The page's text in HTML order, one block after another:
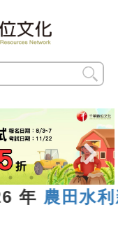
年農田水利